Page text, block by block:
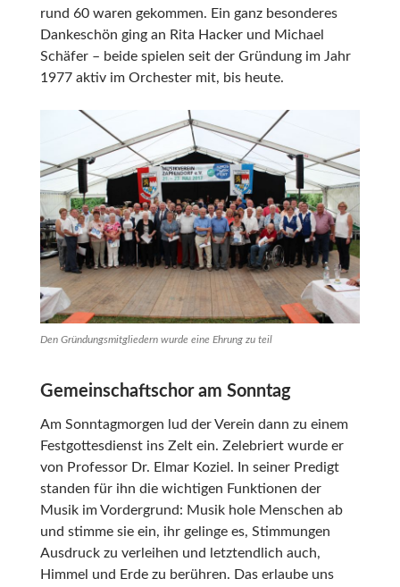
rund 60 waren gekommen. Ein ganz besonderes
Dankeschön ging an Rita Hacker und Michael
Schäfer – beide spielen seit der Gründung im Jahr
1977 aktiv im Orchester mit, bis heute.
Den Gründungsmitgliedern wurde eine Ehrung zu teil
Gemeinschaftschor am Sonntag
Am Sonntagmorgen lud der Verein dann zu einem
Festgottesdienst ins Zelt ein. Zelebriert wurde er
von Professor Dr. Elmar Koziel. In seiner Predigt
standen für ihn die wichtigen Funktionen der
Musik im Vordergrund: Musik hole Menschen ab
und stimme sie ein, ihr gelinge es, Stimmungen
Ausdruck zu verleihen und letztendlich auch,
Himmel und Erde zu berühren. Das erlaube uns